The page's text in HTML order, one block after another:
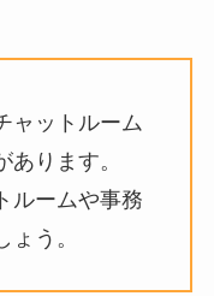
ャットルーム
ります。
ルームや事務
う。